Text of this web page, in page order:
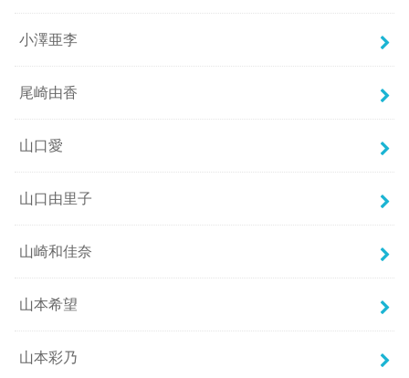
小澤亜李
尾崎由香
山口愛
山口由里子
山崎和佳奈
山本希望
山本彩乃